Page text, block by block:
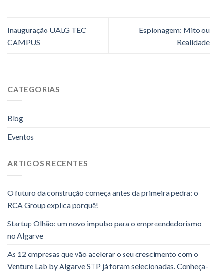
Inauguração UALG TEC
CAMPUS
Espionagem: Mito ou
Realidade
CATEGORIAS
Blog
Eventos
ARTIGOS RECENTES
O futuro da construção começa antes da primeira pedra: o
RCA Group explica porquê!
Startup Olhão: um novo impulso para o empreendedorismo
no Algarve
As 12 empresas que vão acelerar o seu crescimento com o
Venture Lab by Algarve STP já foram selecionadas. Conheça-